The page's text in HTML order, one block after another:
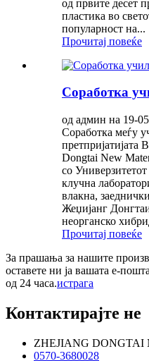
од првите десет
пластика во
популарност на...
Прочитај повеќе
Соработка
од админ на 19-
Соработка меѓу
претпријатијата
Dongtai New
со
клучна
влакна,
Жеџијанг
неорганско
Прочитај повеќе
За прашања за нашите
оставете ни ја вашата е-
од 24 часа.истрага
Контактирајте не
ZHEJIANG DONGTAI
0570-3680028